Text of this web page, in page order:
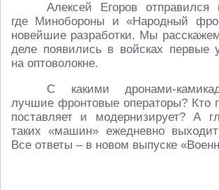
Алексей Егоров отправился
где Минобороны и «Народный
новейшие разработки. Мы
деле появились в войсках первые
на оптоволокне.
С какими дронами-
лучшие фронтовые операторы? Кто
поставляет и модернизирует? А
таких «машин» ежедневно
Все ответы – в новом выпуске